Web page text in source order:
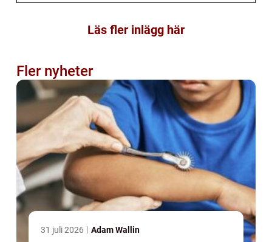
Läs fler inlägg här
Fler nyheter
31 juli 2026 Adam Wallin